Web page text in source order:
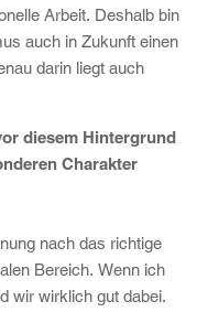
Arbeit. Deshalb bin
auch in Zukunft einen
darin liegt auch
diesem Hintergrund
Charakter
nach das richtige
Bereich. Wenn ich
wir wirklich gut dabei.